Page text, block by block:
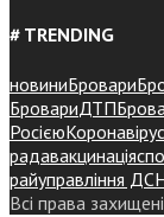
# TRENDING
новиниБровари
БровариДТП
РосієюКоронавірус
радавакцинація
райуправління
Всі права